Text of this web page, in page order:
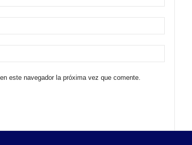
este navegador la próxima vez que comente.